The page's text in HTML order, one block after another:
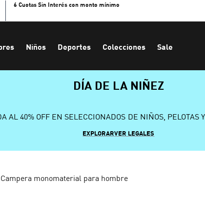
6 Cuotas Sin Interés con monto mínimo
Niños Deportes Colecciones Sale
DÍA DE LA NIÑEZ
AL 40% OFF EN SELECCIONADOS DE NIÑOS, PELOTAS
EXPLORARVER LEGALES
Campera monomaterial para hombre